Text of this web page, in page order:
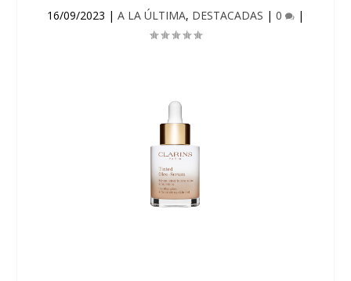
16/09/2023 | A LA ÚLTIMA, DESTACADAS | 0 |